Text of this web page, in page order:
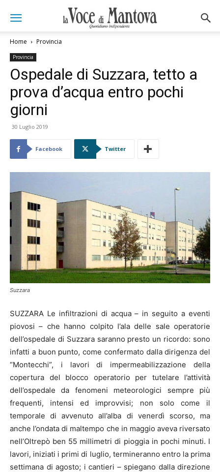
Home Provincia
Provincia
Ospedale di Suzzara, tetto a
prova d’acqua entro pochi
giorni
30 Luglio 2019
Facebook Twitter
Suzzara
SUZZARA Le infiltrazioni di acqua – in seguito a eventi
piovosi – che hanno colpito l’ala delle sale operatorie
dell’ospedale di Suzzara saranno presto un ricordo: sono
infatti a buon punto, come confermato dalla dirigenza del
“Montecchi”, i lavori di impermeabilizzazione della
copertura del blocco operatorio per tutelare l’attività
dell’ospedale da fenomeni meteorologici sempre più
frequenti, intensi ed improvvisi; non solo come il
temporale di avvenuto all’alba di venerdì scorso, ma
anche l’ondata di maltempo che in maggio aveva riversato
nell’Oltrepò ben 55 millimetri di pioggia in pochi minuti. I
lavori, iniziati i primi di luglio, termineranno entro la prima
settimana di agosto; i cantieri – spiegano dalla direzione